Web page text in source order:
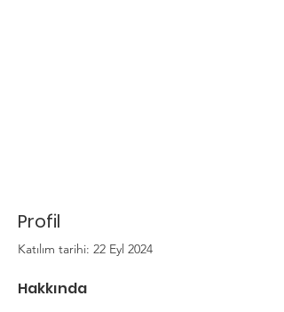
Profil
Katılım tarihi: 22 Eyl 2024
Hakkında